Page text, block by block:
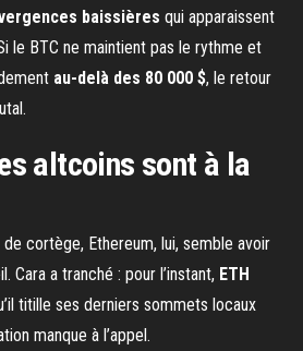
baissières qui apparaissent
le BTC ne maintient pas le rythme et
au-delà des 80 000 $, le retour
altcoins sont à la
cortège, Ethereum, lui, semble avoir
Cara a tranché : pour l’instant, ETH
titille ses derniers sommets locaux
manque à l’appel.